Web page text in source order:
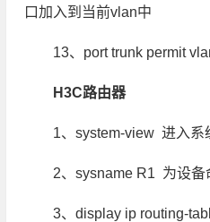
口加入到当前vlan中
13、port trunk permit
H3C路由器
1、system-view 进入系
2、sysname R1 为设备
3、display ip routing-